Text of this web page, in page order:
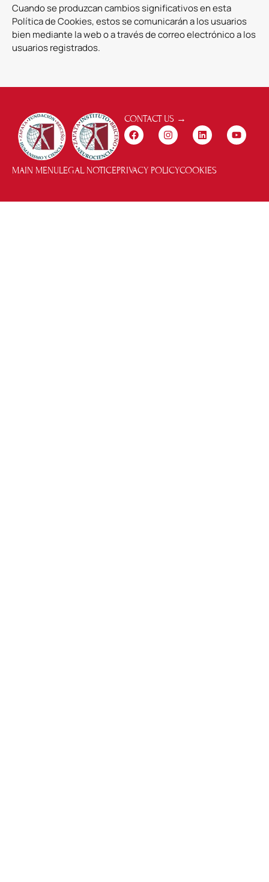
Cuando se produzcan cambios significativos en esta
Política de Cookies, estos se comunicarán a los usuarios
bien mediante la web o a través de correo electrónico a los
usuarios registrados.
CONTACT US →
MAIN MENULEGAL NOTICEPRIVACY POLICYCOOKIES